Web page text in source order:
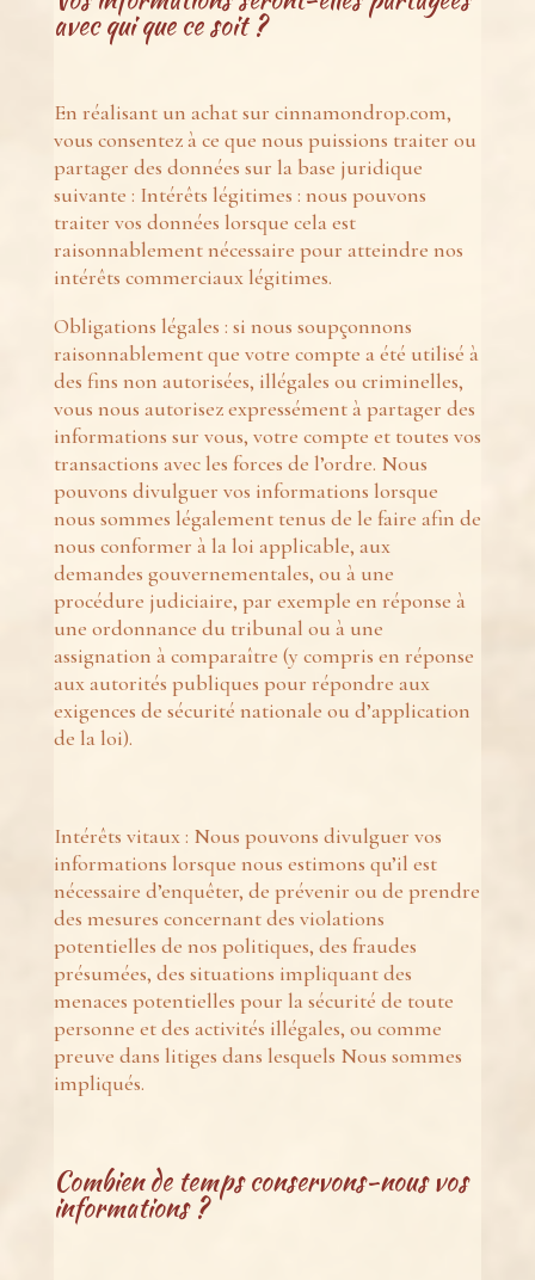
avec qui que ce soit ?
En réalisant un achat sur cinnamondrop.com,
vous consentez à ce que nous puissions traiter ou
partager des données sur la base juridique
suivante : Intérêts légitimes : nous pouvons
traiter vos données lorsque cela est
raisonnablement nécessaire pour atteindre nos
intérêts commerciaux légitimes.
Obligations légales : si nous soupçonnons
raisonnablement que votre compte a été utilisé à
des fins non autorisées, illégales ou criminelles,
vous nous autorisez expressément à partager des
informations sur vous, votre compte et toutes vos
transactions avec les forces de l’ordre. Nous
pouvons divulguer vos informations lorsque
nous sommes légalement tenus de le faire afin de
nous conformer à la loi applicable, aux
demandes gouvernementales, ou à une
procédure judiciaire, par exemple en réponse à
une ordonnance du tribunal ou à une
assignation à comparaître (y compris en réponse
aux autorités publiques pour répondre aux
exigences de sécurité nationale ou d’application
de la loi).
Intérêts vitaux : Nous pouvons divulguer vos
informations lorsque nous estimons qu’il est
nécessaire d’enquêter, de prévenir ou de prendre
des mesures concernant des violations
potentielles de nos politiques, des fraudes
présumées, des situations impliquant des
menaces potentielles pour la sécurité de toute
personne et des activités illégales, ou comme
preuve dans litiges dans lesquels Nous sommes
impliqués.
Combien de temps conservons-nous vos
informations ?